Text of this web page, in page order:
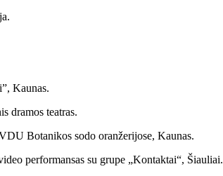
Kaunas.
dramos teatras.
Botanikos sodo oranžerijose, Kaunas.
performansas su grupe „Kontaktai“, Šiauliai.